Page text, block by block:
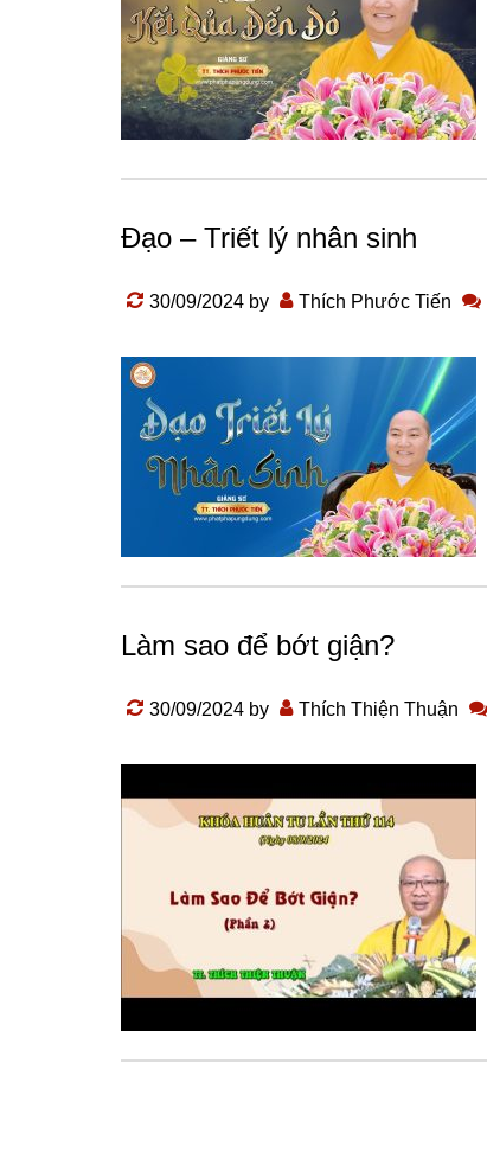
Đạo – Triết lý nhân sinh
30/09/2024 by Thích Phước Tiến
Làm sao để bớt giận?
30/09/2024 by Thích Thiện Thuận